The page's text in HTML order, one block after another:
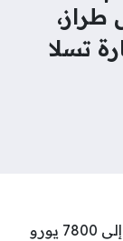
طراز،
تسلا
دعم السيارات الكهربائية لعام 2026: يصل إلى 7800 يورو